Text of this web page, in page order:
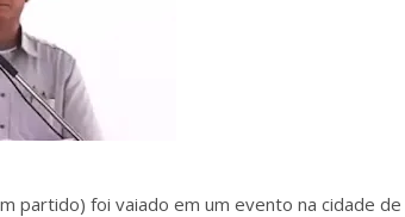
partido) foi vaiado em um evento na cidade de